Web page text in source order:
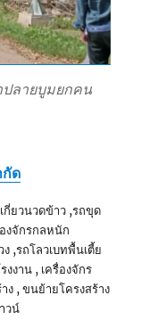
ปลายบูมยกคน
ด
กี่ยวนวดข้าว ,รถขุด
งจักรกลหนัก
,รถโลวเบทพื้นเตี้ย
งาน , เครื่องจักร
ง , ขนย้ายโครงสร้าง
วน์